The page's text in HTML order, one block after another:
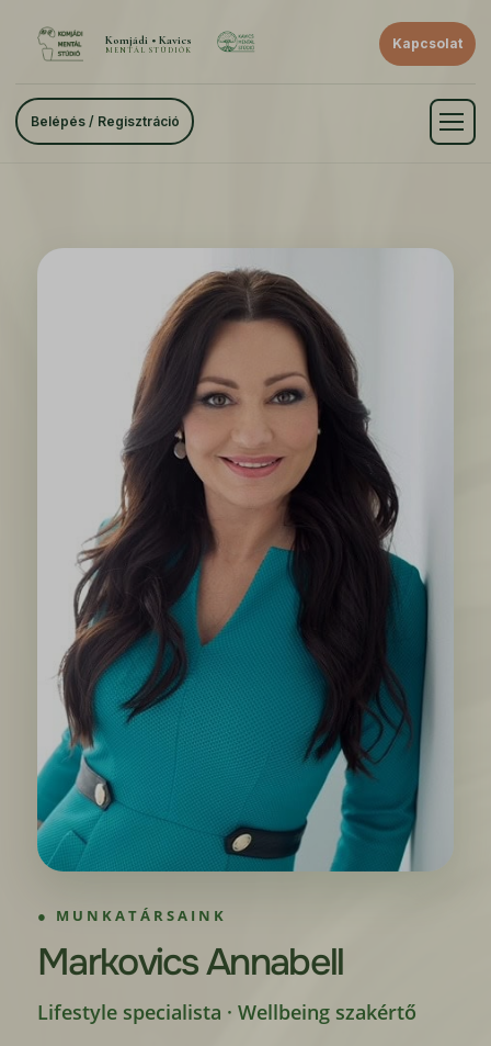
Komjádi • Kavics
MENTÁL STÚDIÓK Kapcsolat
Belépés / Regisztráció
MUNKATÁRSAINK
Markovics Annabell
Lifestyle specialista · Wellbeing szakértő